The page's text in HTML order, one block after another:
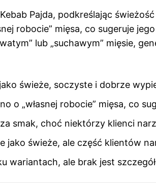
Pajda, podkreślając
robocie” mięsa, co sugeruje
lub „suchawym” mięsie,
świeże, soczyste i dobrze
o „własnej robocie” mięsa, co
smak, choć niektórzy klienci
jako świeże, ale część klientów
wariantach, ale brak jest